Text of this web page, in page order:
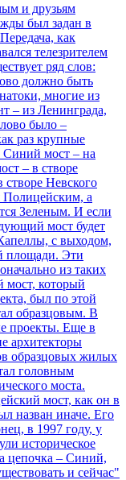
и друзьям
был задан в
как
телезрителем
ряд слов:
должно быть
многие из
– из Ленинграда,
было –
раз крупные
Синий мост – на
– в створе
Невского
Полицейским, а
Зеленым. И если
мост будет
с выходом,
площади. Эти
из таких
который
был по этой
образцовым. В
проекты. Еще в
архитекторы
образцовых жилых
головным
моста.
мост, как он в
назван иначе. Его
в 1997 году, у
историческое
цепочка – Синий,
и сейчас"